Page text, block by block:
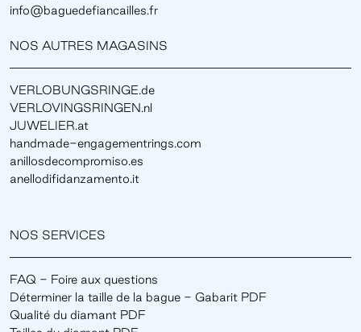
info@baguedefiancailles.fr
NOS AUTRES MAGASINS
VERLOBUNGSRINGE.de
VERLOVINGSRINGEN.nl
JUWELIER.at
handmade-engagementrings.com
anillosdecompromiso.es
anellodifidanzamento.it
NOS SERVICES
FAQ - Foire aux questions
Déterminer la taille de la bague - Gabarit PDF
Qualité du diamant PDF